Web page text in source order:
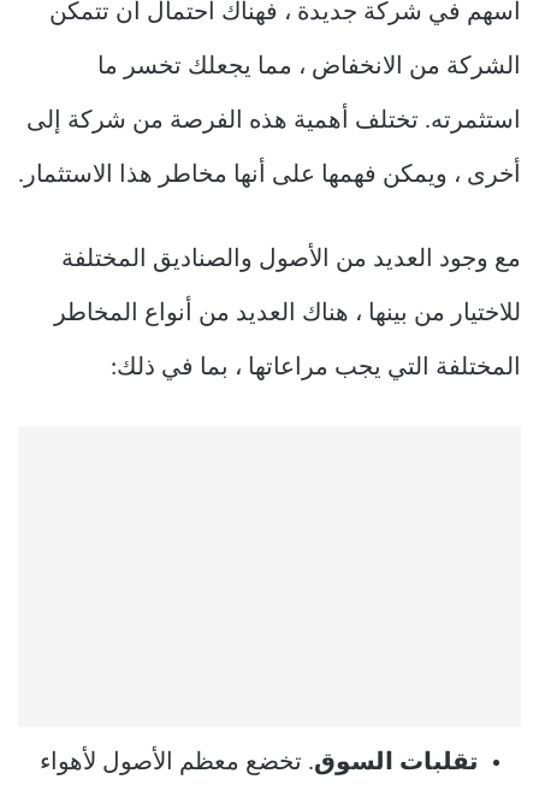
أسهم في شركة جديدة ، فهناك احتمال أن تتمكن
الشركة من الانخفاض ، مما يجعلك تخسر ما
استثمرته. تختلف أهمية هذه الفرصة من شركة إلى
أخرى ، ويمكن فهمها على أنها مخاطر هذا الاستثمار.
مع وجود العديد من الأصول والصناديق المختلفة
للاختيار من بينها ، هناك العديد من أنواع المخاطر
المختلفة التي يجب مراعاتها ، بما في ذلك:
تقلبات السوق. تخضع معظم الأصول لأهواء